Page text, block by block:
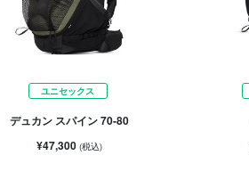
ユニセックス
デュカン スパイン 70-80
¥47,300 (税込)